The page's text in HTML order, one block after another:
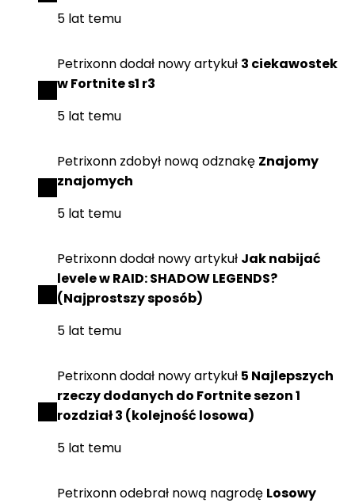
5 lat temu
Petrixonndodał nowy artykuł 3 ciekawostek
w Fortnite s1 r3
5 lat temu
Petrixonn zdobył nową odznakę Znajomy
znajomych
5 lat temu
Petrixonndodał nowy artykuł Jak nabijać
levele w RAID: SHADOW LEGENDS?
(Najprostszy sposób)
5 lat temu
Petrixonndodał nowy artykuł 5 Najlepszych
rzeczy dodanych do Fortnite sezon 1
rozdział 3 (kolejność losowa)
5 lat temu
Petrixonnodebrał nową nagrodę Losowy